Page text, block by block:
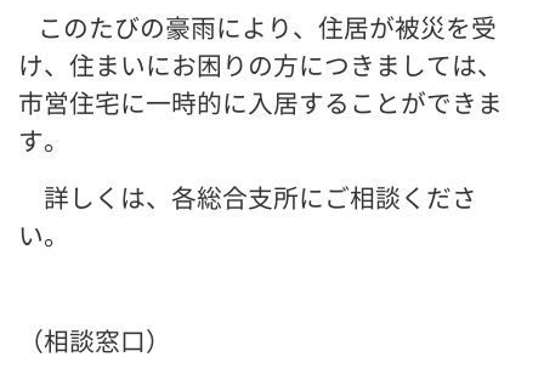
このたびの豪雨により、住居が被災を受
け、住まいにお困りの方につきましては、
市営住宅に一時的に入居することができま
す。
詳しくは、各総合支所にご相談くださ
い。
（相談窓口）